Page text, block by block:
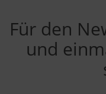
Für den
und